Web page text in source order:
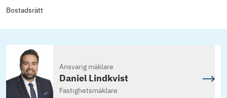
Bostadsrätt
Ansvarig mäklare
Daniel Lindkvist
Fastighetsmäklare